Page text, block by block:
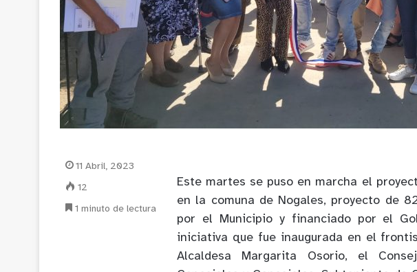
Este martes se puso en marcha el
en la comuna de Nogales, proyecto de
por el Municipio y financiado por el
iniciativa que fue inaugurada en el
Alcaldesa Margarita Osorio, el
11 Abril, 2023
12
1 minuto de lectura